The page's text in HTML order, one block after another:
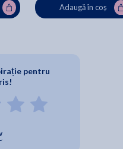
Adaugă în coș
pentru